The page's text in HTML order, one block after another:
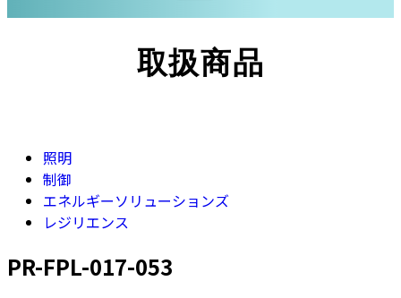
取扱商品
照明
制御
エネルギーソリューションズ
レジリエンス
PR-FPL-017-053